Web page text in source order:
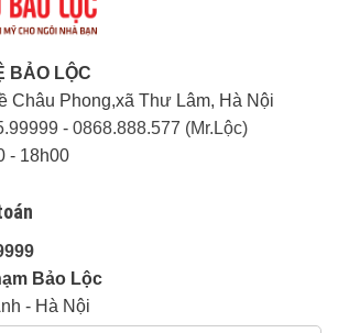
Các tỉnh thành khác:
trực tiếp.
gian giao hàng: Linh động tuỳ khu
xẻ 2cm.
tranh 5cm.
liền xẻ 4cm, chân 14cm
5cm.
BẢO LỘC
Châu Phong,xã Thư Lâm, Hà Nội
- 0868.888.577 (Mr.Lộc)
- 18h00
Bảo Lộc
- Hà Nội